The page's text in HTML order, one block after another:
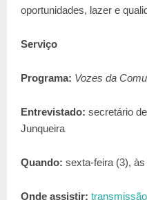
oportunidades, lazer e
Serviço
Programa: Vozes da
Entrevistado: secretário
Junqueira
Quando: sexta-feira (3), às
Onde assistir: